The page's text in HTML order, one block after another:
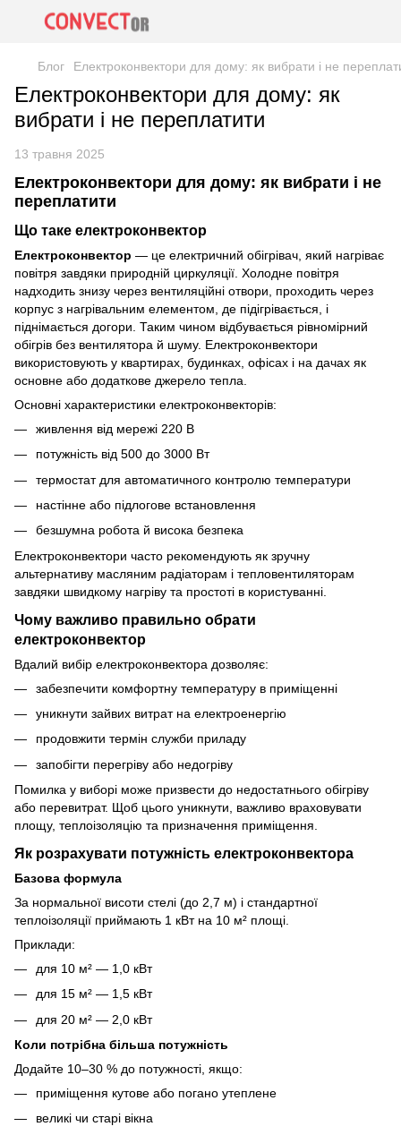
Блог Електроконвектори для дому: як вибрати і не
Електроконвектори для дому: як
вибрати і не переплатити
13 травня 2025
Електроконвектори для дому: як вибрати і не
переплатити
Що таке електроконвектор
Електроконвектор — це електричний обігрівач, який нагріває
повітря завдяки природній циркуляції. Холодне повітря
надходить знизу через вентиляційні отвори, проходить через
корпус з нагрівальним елементом, де підігрівається, і
піднімається догори. Таким чином відбувається рівномірний
обігрів без вентилятора й шуму. Електроконвектори
використовують у квартирах, будинках, офісах і на дачах як
основне або додаткове джерело тепла.
Основні характеристики електроконвекторів:
живлення від мережі 220 В
потужність від 500 до 3000 Вт
термостат для автоматичного контролю температури
настінне або підлогове встановлення
безшумна робота й висока безпека
Електроконвектори часто рекомендують як зручну
альтернативу масляним радіаторам і тепловентиляторам
завдяки швидкому нагріву та простоті в користуванні.
Чому важливо правильно обрати
електроконвектор
Вдалий вибір електроконвектора дозволяє:
забезпечити комфортну температуру в приміщенні
уникнути зайвих витрат на електроенергію
продовжити термін служби приладу
запобігти перегріву або недогріву
Помилка у виборі може призвести до недостатнього обігріву
або перевитрат. Щоб цього уникнути, важливо враховувати
площу, теплоізоляцію та призначення приміщення.
Як розрахувати потужність електроконвектора
Базова формула
За нормальної висоти стелі (до 2,7 м) і стандартної
теплоізоляції приймають 1 кВт на 10 м² площі.
Приклади:
для 10 м² — 1,0 кВт
для 15 м² — 1,5 кВт
для 20 м² — 2,0 кВт
Коли потрібна більша потужність
Додайте 10–30 % до потужності, якщо:
приміщення кутове або погано утеплене
великі чи старі вікна